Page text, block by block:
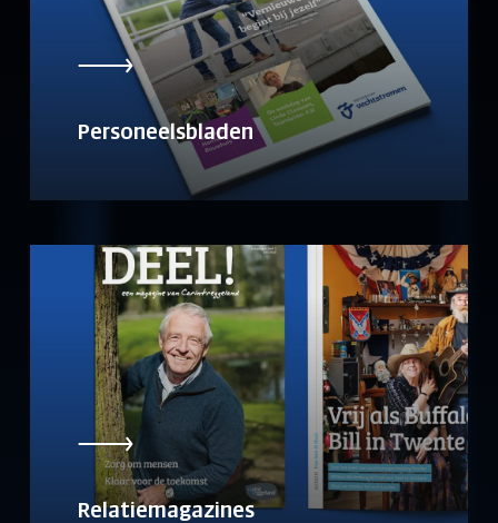
Personeelsbladen
Relatiemagazines